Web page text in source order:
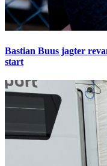
Bastian Buus jagter
start